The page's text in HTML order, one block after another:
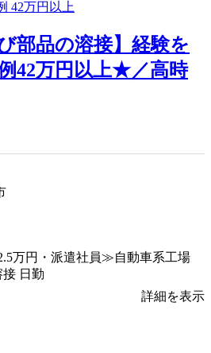
部品の溶接】経験を
42万円以上★／高時
万円・派遣社員≫自動車系工場
日勤
詳細を表示